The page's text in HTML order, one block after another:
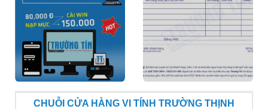
CHUỖI CỬA HÀNG VI TÍNH TRƯỜNG THỊNH